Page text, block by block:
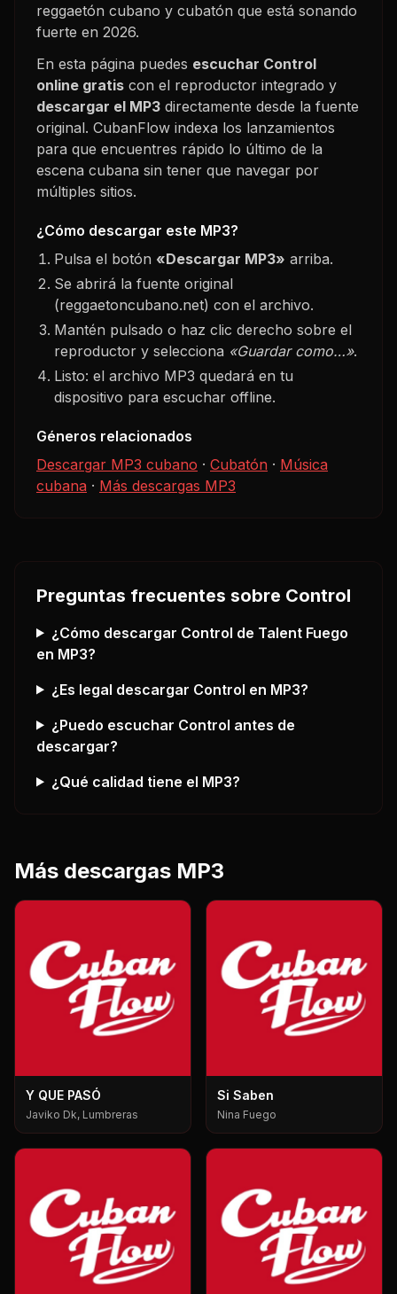
reggaetón cubano y cubatón que está sonando
fuerte en 2026.
En esta página puedes escuchar Control
online gratis con el reproductor integrado y
descargar el MP3 directamente desde la fuente
original. CubanFlow indexa los lanzamientos
para que encuentres rápido lo último de la
escena cubana sin tener que navegar por
múltiples sitios.
¿Cómo descargar este MP3?
Pulsa el botón «Descargar MP3» arriba.
Se abrirá la fuente original
(reggaetoncubano.net) con el archivo.
Mantén pulsado o haz clic derecho sobre el
reproductor y selecciona «Guardar como…».
Listo: el archivo MP3 quedará en tu
dispositivo para escuchar offline.
Géneros relacionados
Descargar MP3 cubano · Cubatón · Música
cubana · Más descargas MP3
Preguntas frecuentes sobre Control
¿Cómo descargar Control de Talent Fuego
en MP3?
¿Es legal descargar Control en MP3?
¿Puedo escuchar Control antes de
descargar?
¿Qué calidad tiene el MP3?
Más descargas MP3
Y QUE PASÓ
Javiko Dk, Lumbreras
Si Saben
Nina Fuego